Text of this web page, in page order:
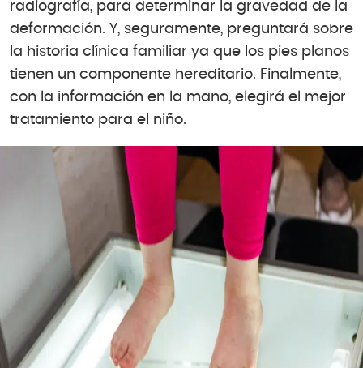
radiografía, para determinar la gravedad de la
deformación. Y, seguramente, preguntará sobre
la historia clínica familiar ya que los pies planos
tienen un componente hereditario. Finalmente,
con la información en la mano, elegirá el mejor
tratamiento para el niño.